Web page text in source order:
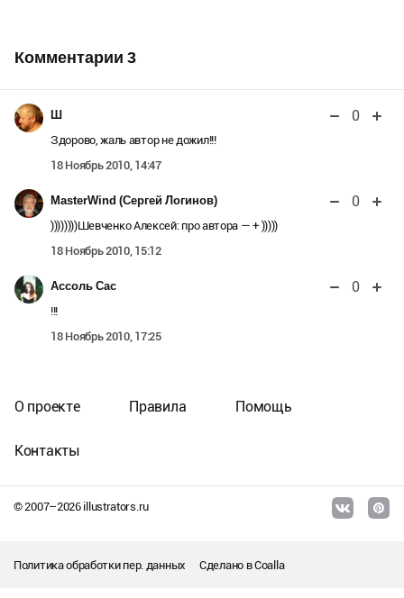
Комментарии 3
Ш 0
Здорово, жаль автор не дожил!!!
18 Ноябрь 2010, 14:47
MasterWind (Сергей Логинов) 0
))))))))Шевченко Алексей: про автора — + )))))
18 Ноябрь 2010, 15:12
Ассоль Сас 0
!!!
18 Ноябрь 2010, 17:25
© 2007–2026illustrators.ru
О проекте Правила Помощь
Контакты
Политика обработки пер. данных Сделано вCoalla